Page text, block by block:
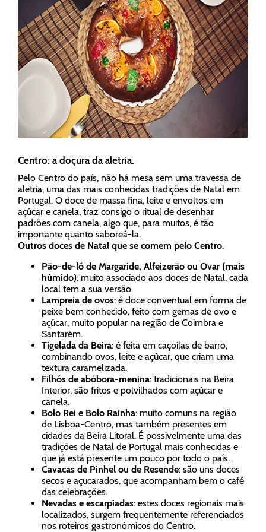
Centro: a doçura da aletria.
Pelo Centro do país, não há mesa sem uma travessa de
aletria, uma das mais conhecidas tradições de Natal em
Portugal. O doce de massa fina, leite e envoltos em
açúcar e canela, traz consigo o ritual de desenhar
padrões com canela, algo que, para muitos, é tão
importante quanto saboreá-la.
Outros doces de Natal que se comem pelo Centro.
Pão-de-ló de Margaride, Alfeizerão ou Ovar (mais
húmido): muito associado aos doces de Natal, cada
local tem a sua versão.
Lampreia de ovos: é doce conventual em forma de
peixe bem conhecido, feito com gemas de ovo e
açúcar, muito popular na região de Coimbra e
Santarém.
Tigelada da Beira: é feita em caçoilas de barro,
combinando ovos, leite e açúcar, que criam uma
textura caramelizada.
Filhós de abóbora-menina: tradicionais na Beira
Interior, são fritos e polvilhados com açúcar e
canela.
Bolo Rei e Bolo Rainha: muito comuns na região
de Lisboa-Centro, mas também presentes em
cidades da Beira Litoral. É possivelmente uma das
tradições de Natal de Portugal mais conhecidas e
que já está presente um pouco por todo o país.
Cavacas de Pinhel ou de Resende: são uns doces
secos e açucarados, que acompanham bem o café
das celebrações.
Nevadas e escarpiadas: estes doces regionais mais
localizados, surgem frequentemente referenciados
nos roteiros gastronómicos do Centro.